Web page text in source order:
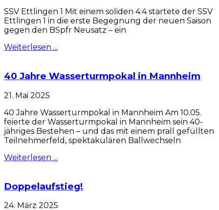
SSV Ettlingen 1 Mit einem soliden 4:4 startete der SSV
Ettlingen 1 in die erste Begegnung der neuen Saison
gegen den BSpfr Neusatz – ein
Weiterlesen ...
40 Jahre Wasserturmpokal in Mannheim
21. Mai 2025
40 Jahre Wasserturmpokal in Mannheim Am 10.05.
feierte der Wasserturmpokal in Mannheim sein 40-
jähriges Bestehen – und das mit einem prall gefüllten
Teilnehmerfeld, spektakulären Ballwechseln
Weiterlesen ...
Doppelaufstieg!
24. März 2025